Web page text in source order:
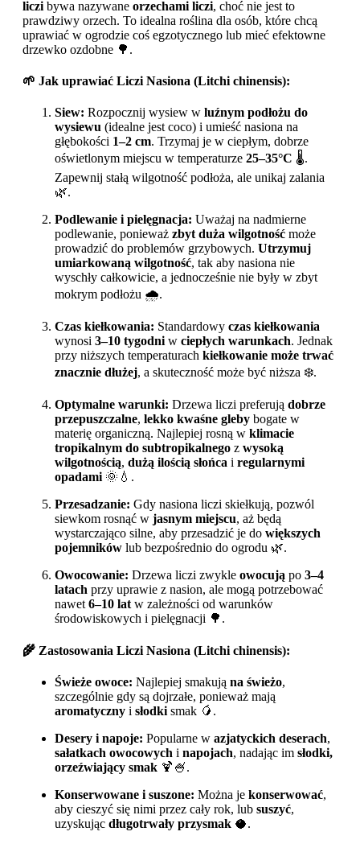
liczi bywa nazywane orzechami liczi, choć nie jest to
prawdziwy orzech. To idealna roślina dla osób, które chcą
uprawiać w ogrodzie coś egzotycznego lub mieć efektowne
drzewko ozdobne 🌳.
🌱 Jak uprawiać Liczi Nasiona (Litchi chinensis):
Siew: Rozpocznij wysiew w luźnym podłożu do
wysiewu (idealne jest coco) i umieść nasiona na
głębokości 1–2 cm. Trzymaj je w ciepłym, dobrze
oświetlonym miejscu w temperaturze 25–35°C 🌡️.
Zapewnij stałą wilgotność podłoża, ale unikaj zalania
🌿.
Podlewanie i pielęgnacja: Uważaj na nadmierne
podlewanie, ponieważ zbyt duża wilgotność może
prowadzić do problemów grzybowych. Utrzymuj
umiarkowaną wilgotność, tak aby nasiona nie
wyschły całkowicie, a jednocześnie nie były w zbyt
mokrym podłożu 🌧️.
Czas kiełkowania: Standardowy czas kiełkowania
wynosi 3–10 tygodni w ciepłych warunkach. Jednak
przy niższych temperaturach kiełkowanie może trwać
znacznie dłużej, a skuteczność może być niższa ❄️.
Optymalne warunki: Drzewa liczi preferują dobrze
przepuszczalne, lekko kwaśne gleby bogate w
materię organiczną. Najlepiej rosną w klimacie
tropikalnym do subtropikalnego z wysoką
wilgotnością, dużą ilością słońca i regularnymi
opadami 🌞💧.
Przesadzanie: Gdy nasiona liczi skiełkują, pozwól
siewkom rosnąć w jasnym miejscu, aż będą
wystarczająco silne, aby przesadzić je do większych
pojemników lub bezpośrednio do ogrodu 🌿.
Owocowanie: Drzewa liczi zwykle owocują po 3–4
latach przy uprawie z nasion, ale mogą potrzebować
nawet 6–10 lat w zależności od warunków
środowiskowych i pielęgnacji 🌳.
🌾 Zastosowania Liczi Nasiona (Litchi chinensis):
Świeże owoce: Najlepiej smakują na świeżo,
szczególnie gdy są dojrzałe, ponieważ mają
aromatyczny i słodki smak 🥭.
Desery i napoje: Popularne w azjatyckich deserach,
sałatkach owocowych i napojach, nadając im słodki,
orzeźwiający smak 🍹🍧.
Konserwowane i suszone: Można je konserwować,
aby cieszyć się nimi przez cały rok, lub suszyć,
uzyskując długotrwały przysmak 🥥.